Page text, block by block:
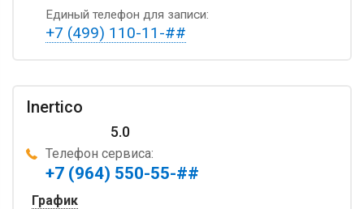
Единый телефон для записи:
+7 (499) 110-11-##
Inertico
5.0
Телефон сервиса:
+7 (964) 550-55-##
График